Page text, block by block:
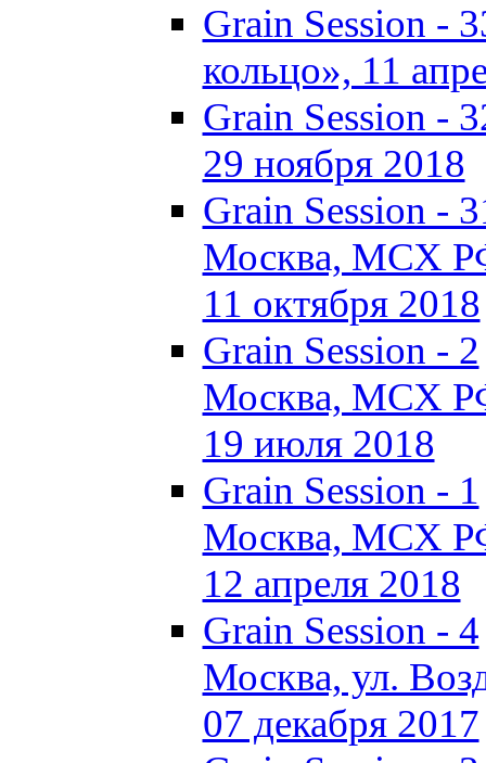
Grain Session -
кольцо», 11
Grain Session -
29 ноября 2018
Grain Session -
Москва, МСХ
11 октября 2018
Grain Session - 2
Москва, МСХ
19 июля 2018
Grain Session - 1
Москва, МСХ
12 апреля 2018
Grain Session - 4
Москва, ул.
07 декабря 2017